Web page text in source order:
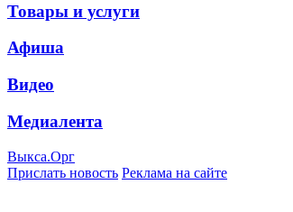
Товары и услуги
Афиша
Видео
Медиалента
Выкса.Орг
Прислать новость Реклама на сайте